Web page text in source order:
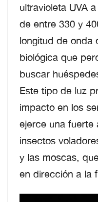
ultravioleta UVA
de entre 330 y
longitud de onda
biológica que
buscar
Este tipo de luz
impacto en los
ejerce una fuerte
insectos
y las moscas,
en dirección a la